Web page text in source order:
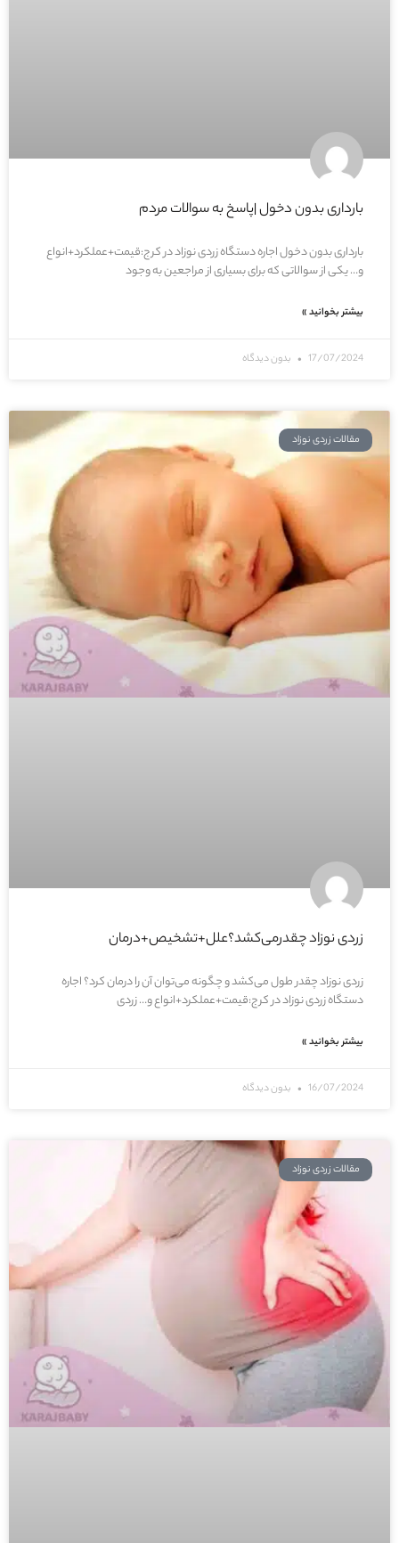
بارداری بدون دخول |پاسخ به سوالات مردم
بارداری بدون دخول اجاره دستگاه زردی نوزاد در کرج:قیمت+عملکرد+انواع
و… یکی از سوالاتی که برای بسیاری از مراجعین به وجود
بیشتر بخوانید »
17/07/2024 بدون دیدگاه
مقالات زردی نوزاد
زردی نوزاد چقدرمی‌کشد؟علل+تشخیص+درمان
زردی نوزاد چقدر طول می‌کشد و چگونه می‌توان آن را درمان کرد؟ اجاره
دستگاه زردی نوزاد در کرج:قیمت+عملکرد+انواع و… زردی
بیشتر بخوانید »
16/07/2024 بدون دیدگاه
مقالات زردی نوزاد